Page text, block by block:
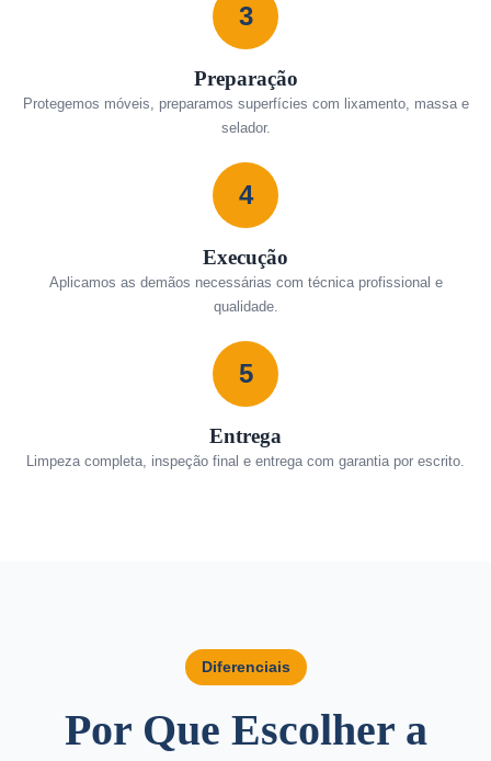
3
Preparação
Protegemos móveis, preparamos superfícies com lixamento, massa e
selador.
4
Execução
Aplicamos as demãos necessárias com técnica profissional e
qualidade.
5
Entrega
Limpeza completa, inspeção final e entrega com garantia por escrito.
Diferenciais
Por Que Escolher a